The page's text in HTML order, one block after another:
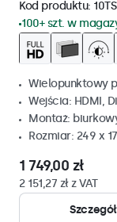
Kod produktu:
100+ szt. w
Wielopunktowy
Wejścia: HDMI,
Montaż:
Rozmiar: 249 x
1 749,00 zł
2 151,27 zł z VAT